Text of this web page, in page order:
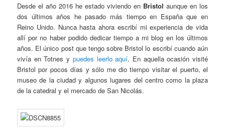
Desde el año 2016 he estado viviendo en Bristol aunque en los
dos últimos años he pasado más tiempo en España que en
Reino Unido. Nunca hasta ahora escribí mi experiencia de vida
allí por no haber podido dedicar tiempo a mi blog en los últimos
años. El único post que tengo sobre Bristol lo escribí cuando aún
vivía en Totnes y puedes leerlo aquí. En aquella ocasión visité
Bristol por pocos días y sólo me dio tiempo visitar el puerto, el
museo de la ciudad y algunos lugares del centro como la plaza
de la catedral y el mercado de San Nicolás.